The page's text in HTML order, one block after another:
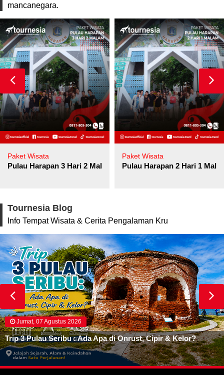
mancanegara.
Paket Wisata
Pulau Harapan 3 Hari 2 Malam
Paket Wisata
Pulau Harapan 2 Hari 1
Tournesia Blog
Info Tempat Wisata & Cerita Pengalaman Kru
Jumat, 07 Agustus 2026
Trip 3 Pulau Seribu : Ada Apa di Onrust, Cipir & Kelor?